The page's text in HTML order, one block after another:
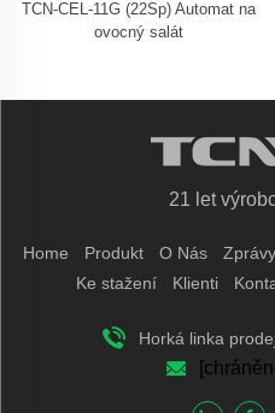
TCN-CEL-11G (22Sp) Automat na
ovocný salát
21 let
Home Produkt O Nás
Ke stažení
Klienti
Horká linka